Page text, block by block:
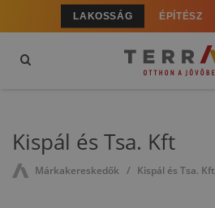
LAKOSSÁG ÉPÍTÉSZ
Kispál és Tsa. Kft
Márkakereskedők Kispál és Tsa. Kft